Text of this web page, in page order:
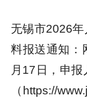
无锡市2026
料报送通知：
月17日，申
（https://